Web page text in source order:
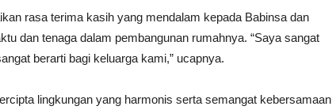
rasa terima kasih yang mendalam kepada Babinsa dan
dan tenaga dalam pembangunan rumahnya. “Saya sangat
berarti bagi keluarga kami,” ucapnya.
lingkungan yang harmonis serta semangat kebersamaan